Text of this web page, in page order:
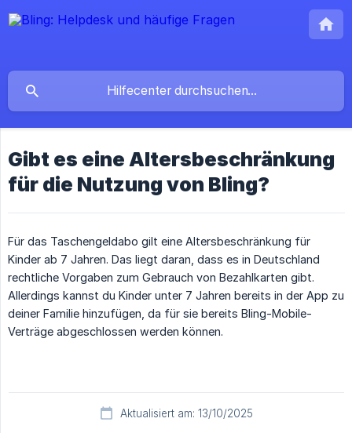
Gibt es eine Altersbeschränkung
für die Nutzung von Bling?
Für das Taschengeldabo gilt eine Altersbeschränkung für
Kinder ab 7 Jahren. Das liegt daran, dass es in Deutschland
rechtliche Vorgaben zum Gebrauch von Bezahlkarten gibt.
Allerdings kannst du Kinder unter 7 Jahren bereits in der App zu
deiner Familie hinzufügen, da für sie bereits Bling-Mobile-
Verträge abgeschlossen werden können.
Aktualisiert am: 13/10/2025